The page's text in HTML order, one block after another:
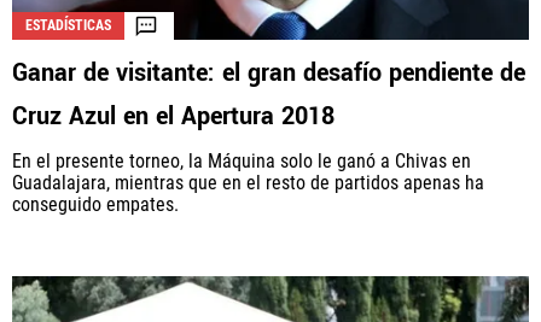
La aceptación de una de las ofertas presentadas en esta página
puede dar lugar a un pago aVamos Azul. Este pago puede influir en
cómo y dónde aparecen los operadores de juego en la página y en el
orden en que aparecen, pero no influye en nuestras evaluaciones.
ESTADÍSTICAS
Ganar de visitante: el gran desafío pendiente de
Cruz Azul en el Apertura 2018
En el presente torneo, la Máquina solo le ganó a Chivas en
Guadalajara, mientras que en el resto de partidos apenas ha
conseguido empates.